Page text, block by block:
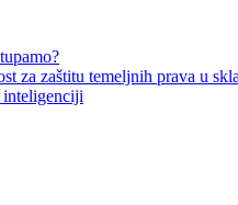
za zaštitu temeljnih prava u